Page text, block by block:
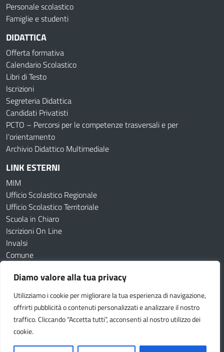
Diamo valore alla tua privacy
Utilizziamo i cookie per migliorare la tua esperienza di navigazione,
offrirti pubblicità o contenuti personalizzati e analizzare il nostro
traffico. Cliccando “Accetta tutti”, acconsenti al nostro utilizzo dei
cookie.
Personale scolastico
Famiglie e studenti
DIDATTICA
Offerta formativa
Calendario Scolastico
Libri di Testo
Iscrizioni
Segreteria Didattica
Candidati Privatisti
PCTO – Percorsi per le competenze trasversali e per
l’orientamento
Archivio Didattico Multimediale
LINK ESTERNI
MIM
Ufficio Scolastico Regionale
Ufficio Scolastico Territoriale
Scuola in Chiaro
Iscrizioni On Line
Invalsi
Comune
Amministrazione TrasparenteAlbo online
Dichiarazione di accessibilitàObiettivi di accessibilità
Cookie PolicyPrivacy Policy
Seguici su: